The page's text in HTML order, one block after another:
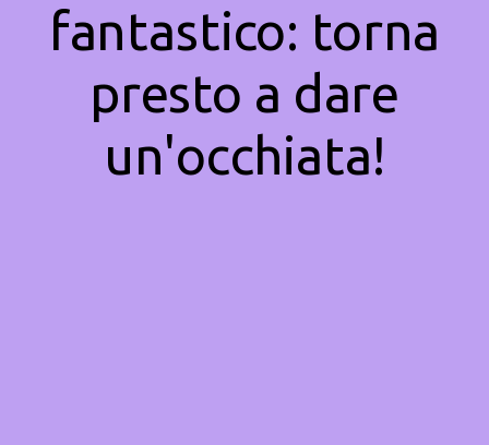
fantastico: torna
presto a dare
un'occhiata!